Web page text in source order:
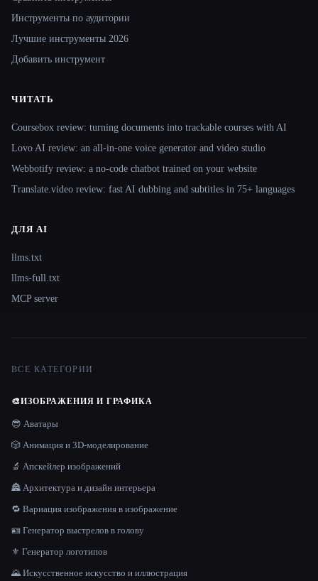
Инструменты по аудитории
Лучшие инструменты 2026
Добавить инструмент
ЧИТАТЬ
Coursebox review: turning documents into trackable courses with AI
Lovo AI review: an all-in-one voice generator and video studio
Webbotify review: a no-code chatbot trained on your website
Translate.video review: fast AI dubbing and subtitles in 75+ languages
ДЛЯ AI
llms.txt
llms-full.txt
MCP server
ВСЕ КАТЕГОРИИ
🎨ИЗОБРАЖЕНИЯ И ГРАФИКА
😎 Аватары
🎲 Анимация и 3D-моделирование
🔬 Апскейлер изображений
🏯 Архитектура и дизайн интерьера
🔁 Вариация изображения в изображение
🪪 Генератор выстрелов в голову
⚜️ Генератор логотипов
🌄 Искусственное искусство и иллюстрация